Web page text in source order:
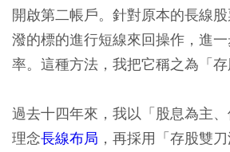
開啟第二帳戶。針對原本的長線
潑的標的進行短線來回操作，進
率。這種方法，我把它稱之為「存
過去十四年來，我以「股息為主
理念長線布局 ，再採用「存股雙